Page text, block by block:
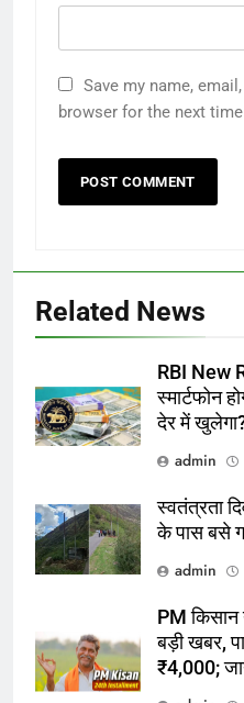
Save my name,
browser for the next
Related News
RBI New
स्मार्टफोन
देर में
admin
स्वतंत्रता
के पास बसे
admin
PM किसान
बड़ी खबर,
₹4,000;